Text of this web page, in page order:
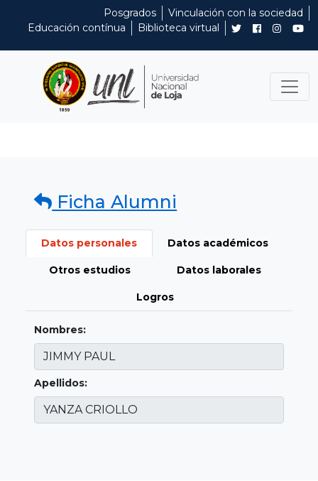
Posgrados
Vinculación con la sociedad
Educación contínua
Biblioteca virtual
Ficha Alumni
Datos personales Datos académicos
Otros estudios Datos laborales
Logros
Nombres:
Apellidos: